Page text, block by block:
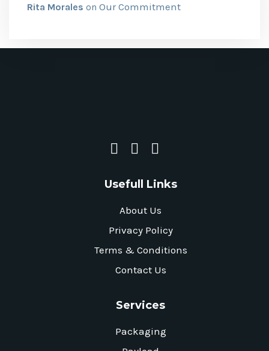
Rita Morales on Our Commitment
Usefull Links
About Us
Privacy Policy
Terms & Conditions
Contact Us
Services
Packaging